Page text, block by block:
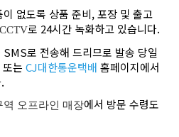
없도록 상품 준비, 포장 및 출고
로 24시간 녹화하고 있습니다.
로 전송해 드리므로 발송 당일
또는CJ대한통운택배 홈페이지에서
역 오프라인 매장에서 방문 수령도